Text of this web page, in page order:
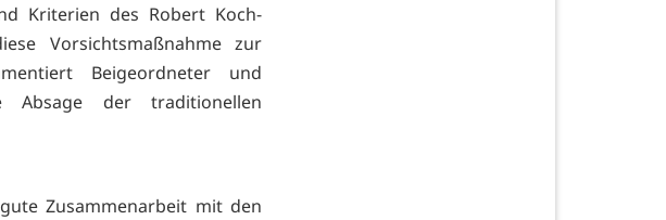
Kriterien des Robert Koch-
Vorsichtsmaßnahme zur
Beigeordneter und
Absage der traditionellen
Zusammenarbeit mit den